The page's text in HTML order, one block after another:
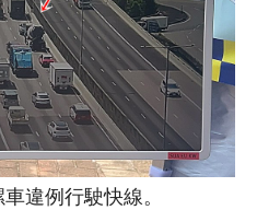
違例行駛快線。